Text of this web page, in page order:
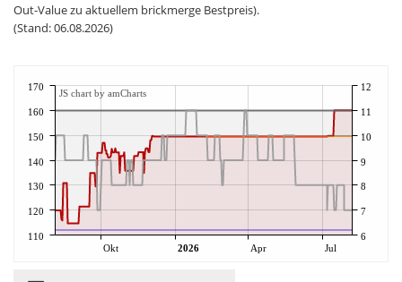
Out-Value zu aktuellem brickmerge Bestpreis).
(Stand: 06.08.2026)
Okt 2026 Apr Jul
110
120
130
140
150
160
170
6
7
8
9
10
11
12
JS chart by amCharts